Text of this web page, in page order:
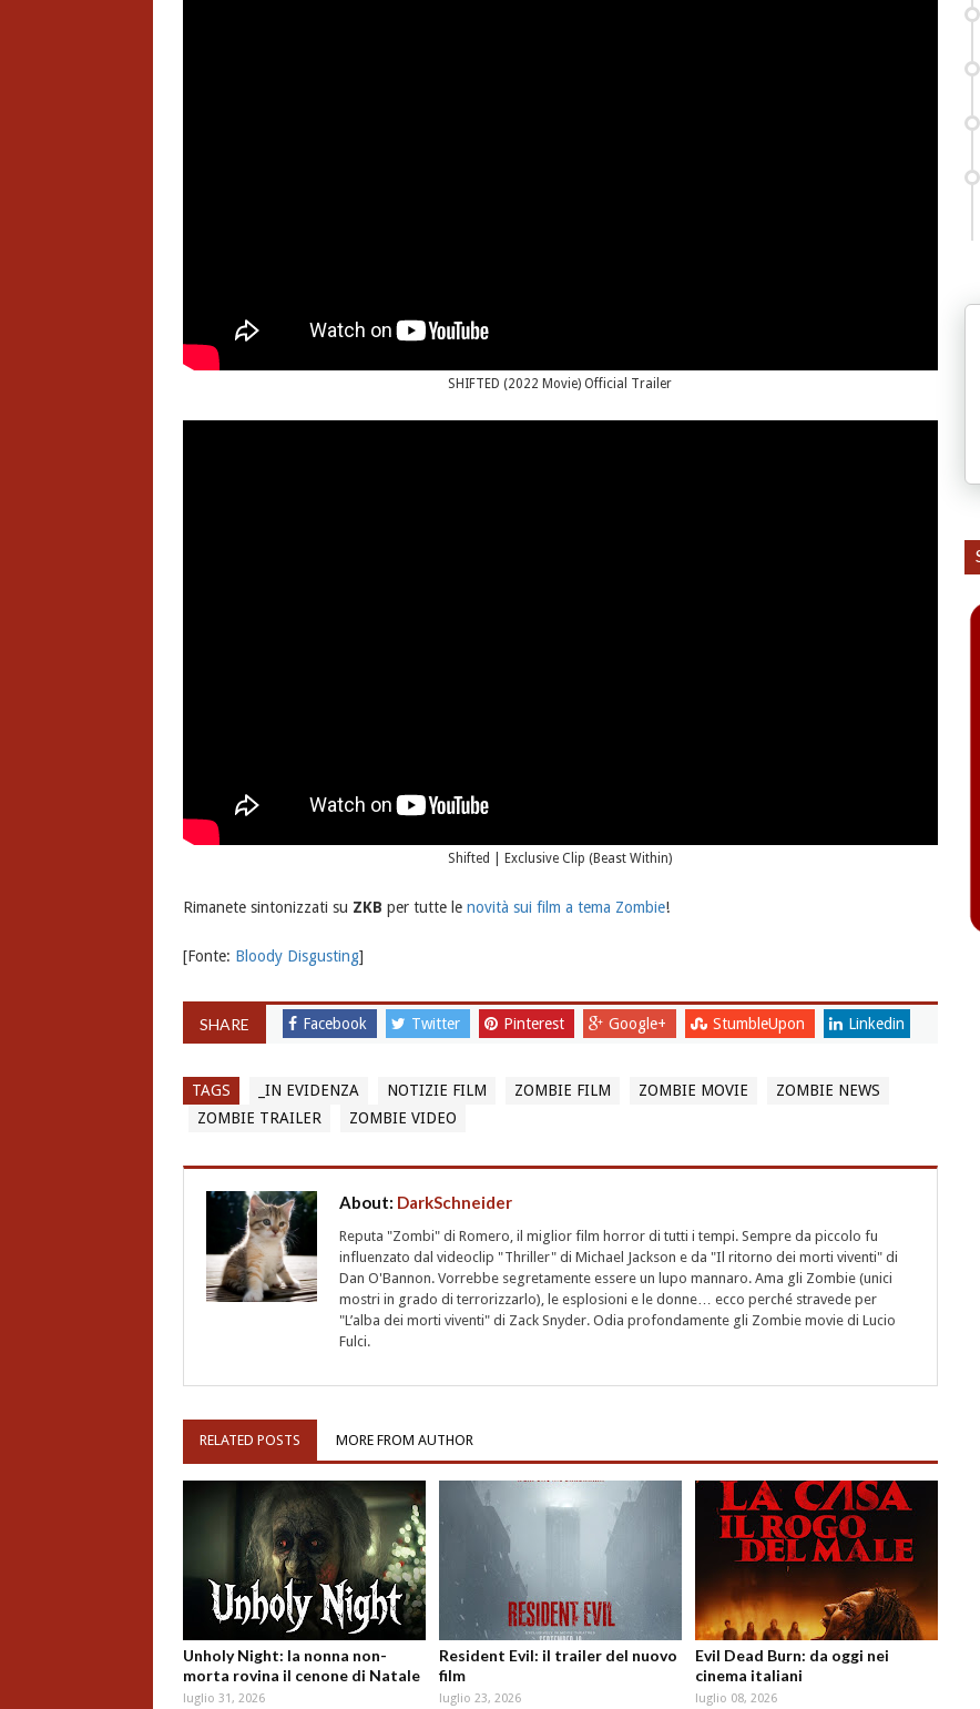
SHIFTED (2022 Movie) Official Trailer
Shifted | Exclusive Clip (Beast Within)
Rimanete sintonizzati su ZKB per tutte le novità sui film a tema Zombie!
[Fonte: Bloody Disgusting]
SHARE Facebook Twitter Pinterest Google+ StumbleUpon Linkedin
TAGS _IN EVIDENZA NOTIZIE FILM ZOMBIE FILM ZOMBIE MOVIE
ZOMBIE NEWS
ZOMBIE TRAILER
ZOMBIE VIDEO
About: DarkSchneider
Reputa "Zombi" di Romero, il miglior film horror di tutti i tempi. Sempre da piccolo fu
influenzato dal videoclip "Thriller" di Michael Jackson e da "Il ritorno dei morti viventi" di
Dan O'Bannon. Vorrebbe segretamente essere un lupo mannaro. Ama gli Zombie (unici
mostri in grado di terrorizzarlo), le esplosioni e le donne… ecco perché stravede per
"L’alba dei morti viventi" di Zack Snyder. Odia profondamente gli Zombie movie di Lucio
Fulci.
RELATED POSTS MORE FROM AUTHOR
Unholy Night: la nonna non-
morta rovina il cenone di Natale
luglio 31, 2026
Resident Evil: il trailer del nuovo
film
luglio 23, 2026
Evil Dead Burn: da oggi nei
cinema italiani
luglio 08, 2026